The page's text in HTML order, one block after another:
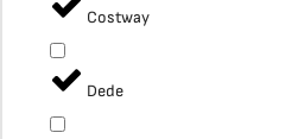
Costway
Dede